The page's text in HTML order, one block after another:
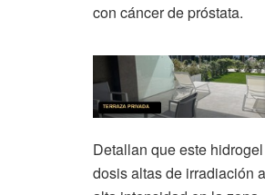
con cáncer de próstata.
Detallan que este
dosis altas de irradiación